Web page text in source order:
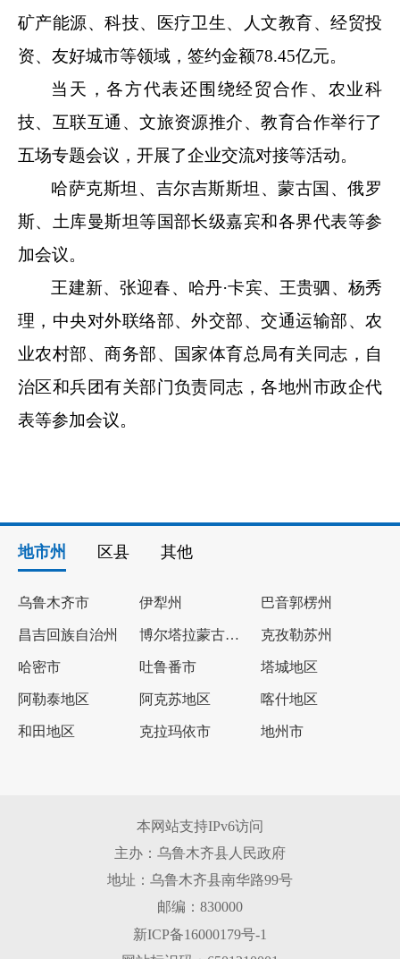
矿产能源、科技、医疗卫生、人文教育、经贸投
资、友好城市等领域，签约金额78.45亿元。
当天，各方代表还围绕经贸合作、农业科
技、互联互通、文旅资源推介、教育合作举行了
五场专题会议，开展了企业交流对接等活动。
哈萨克斯坦、吉尔吉斯斯坦、蒙古国、俄罗
斯、土库曼斯坦等国部长级嘉宾和各界代表等参
加会议。
王建新、张迎春、哈丹·卡宾、王贵驷、杨秀
理，中央对外联络部、外交部、交通运输部、农
业农村部、商务部、国家体育总局有关同志，自
治区和兵团有关部门负责同志，各地州市政企代
表等参加会议。
地市州 区县 其他
乌鲁木齐市 伊犁州 巴音郭楞州
昌吉回族自治州 博尔塔拉蒙古自治州 克孜勒苏州
哈密市 吐鲁番市 塔城地区
阿勒泰地区 阿克苏地区 喀什地区
和田地区 克拉玛依市 地州市
本网站支持IPv6访问
主办：乌鲁木齐县人民政府
地址：乌鲁木齐县南华路99号
邮编：830000
新ICP备16000179号-1